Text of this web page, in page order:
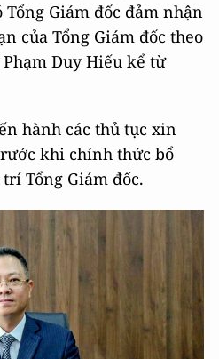
Giám đốc đảm nhận
của Tổng Giám đốc theo
Duy Hiếu kể từ
hành các thủ tục xin
khi chính thức bổ
Tổng Giám đốc.